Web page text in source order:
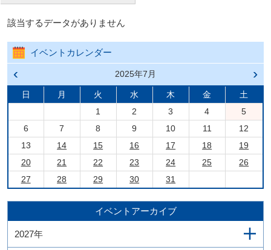
該当するデータがありません
イベントカレンダー
前の
戻る
2025年7月
次の
進む
日 月 火 水 木 金
土
1
2 3 4
5
6
7 8 9 10 11
12
13
14 15 16 17 18
19
20
21 22 23 24 25
26
27
28 29 30 31
イベントアーカイブ
2027年